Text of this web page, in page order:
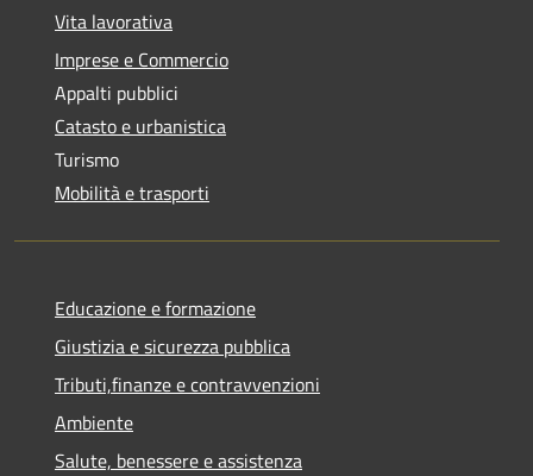
Vita lavorativa
Imprese e Commercio
Appalti pubblici
Catasto e urbanistica
Turismo
Mobilità e trasporti
Educazione e formazione
Giustizia e sicurezza pubblica
Tributi,finanze e contravvenzioni
Ambiente
Salute, benessere e assistenza